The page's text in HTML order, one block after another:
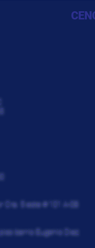
5 este # 101 A-08
barrio Eugenio Diaz